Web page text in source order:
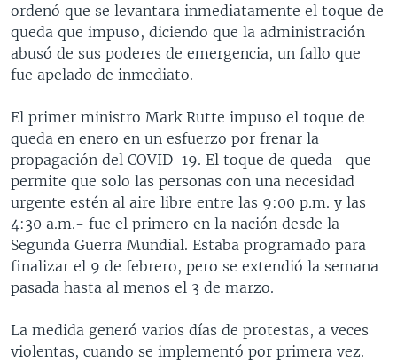
DEPORTIVO INTERNACIONAL
NOTA ECONÓMICA
ENTRETENIMIENTO
Idiomas
ordenó que se levantara inmediatamente el toque de
queda que impuso, diciendo que la administración
abusó de sus poderes de emergencia, un fallo que
fue apelado de inmediato.
El primer ministro Mark Rutte impuso el toque de
queda en enero en un esfuerzo por frenar la
propagación del COVID-19. El toque de queda -que
permite que solo las personas con una necesidad
urgente estén al aire libre entre las 9:00 p.m. y las
4:30 a.m.- fue el primero en la nación desde la
Segunda Guerra Mundial. Estaba programado para
finalizar el 9 de febrero, pero se extendió la semana
pasada hasta al menos el 3 de marzo.
La medida generó varios días de protestas, a veces
violentas, cuando se implementó por primera vez.